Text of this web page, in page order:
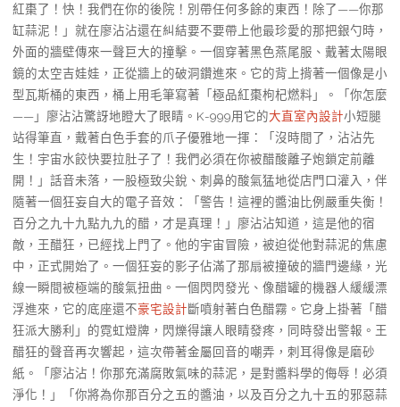
紅棗了！快！我們在你的後院！別帶任何多餘的東西！除了——你那
缸蒜泥！」就在廖沾沾還在糾結要不要帶上他最珍愛的那把銀勺時，
外面的牆壁傳來一聲巨大的撞擊。一個穿著黑色燕尾服、戴著太陽眼
鏡的太空吉娃娃，正從牆上的破洞鑽進來。它的背上揹著一個像是小
型瓦斯桶的東西，桶上用毛筆寫著「極品紅棗枸杞燃料」。「你怎麼
——」廖沾沾驚訝地瞪大了眼睛。K-999用它的大直室內設計小短腿
站得筆直，戴著白色手套的爪子優雅地一揮：「沒時間了，沾沾先
生！宇宙水餃快要拉肚子了！我們必須在你被醋酸離子炮鎖定前離
開！」話音未落，一股極致尖銳、刺鼻的酸氣猛地從店門口灌入，伴
隨著一個狂妄自大的電子音效：「警告！這裡的醬油比例嚴重失衡！
百分之九十九點九九的醋，才是真理！」廖沾沾知道，這是他的宿
敵，王醋狂，已經找上門了。他的宇宙冒險，被迫從他對蒜泥的焦慮
中，正式開始了。一個狂妄的影子佔滿了那扇被撞破的牆門邊緣，光
線一瞬間被極端的酸氣扭曲。一個閃閃發光、像醋罐的機器人緩緩漂
浮進來，它的底座還不豪宅設計斷噴射著白色醋霧。它身上掛著「醋
狂派大勝利」的霓虹燈牌，閃爍得讓人眼睛發疼，同時發出警報。王
醋狂的聲音再次響起，這次帶著金屬回音的嘲弄，刺耳得像是磨砂
紙。「廖沾沾！你那充滿腐敗氣味的蒜泥，是對醬料學的侮辱！必須
淨化！」「你將為你那百分之五的醬油，以及百分之九十五的邪惡蒜